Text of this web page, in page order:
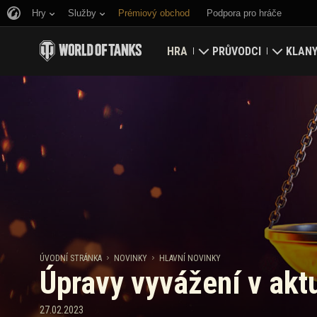
Hry Služby Prémiový obchod Podpora pro hráče
HRA
Novinky
Tankpédie
PRŮVODCI
Zabezpečení účtu
Zásady poctivé hry
KLANY
ÚVODNÍ STRÁNKA NOVINKY HLAVNÍ NOVINKY
Úpravy vyvážení v
27.02.2023